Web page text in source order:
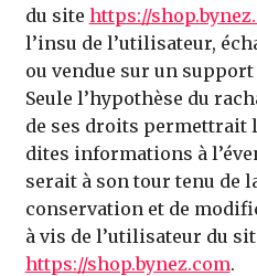
du site https://
l’insu de l’utilisateur,
ou vendue sur un
Seule l’hypothèse du
de ses droits permettrait
dites informations à
serait à son tour tenu de
conservation et de
à vis de l’utilisateur du
https://shop.bynez.com.